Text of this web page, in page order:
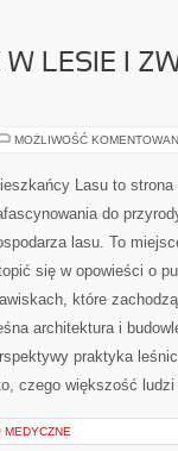
LESIE I
MOŻLIWOŚĆ
Lasu to
do
lasu. To
się w opowieści o
które
architektura i
praktyka
czego większość
MEDYCZNE